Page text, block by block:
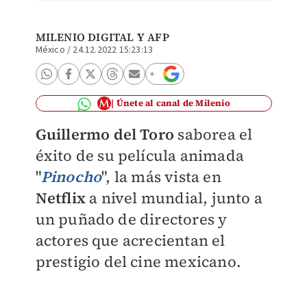
MILENIO DIGITAL Y AFP
México / 24.12.2022 15:23:13
Únete al canal de Milenio
Guillermo del Toro saborea el
éxito de su película animada
"Pinocho", la más vista en
Netflix a nivel mundial, junto a
un puñado de directores y
actores que acrecientan el
prestigio del cine mexicano.